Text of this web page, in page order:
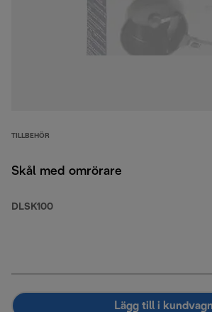
TILLBEHÖR
Skål med omrörare
DLSK100
Lägg till i